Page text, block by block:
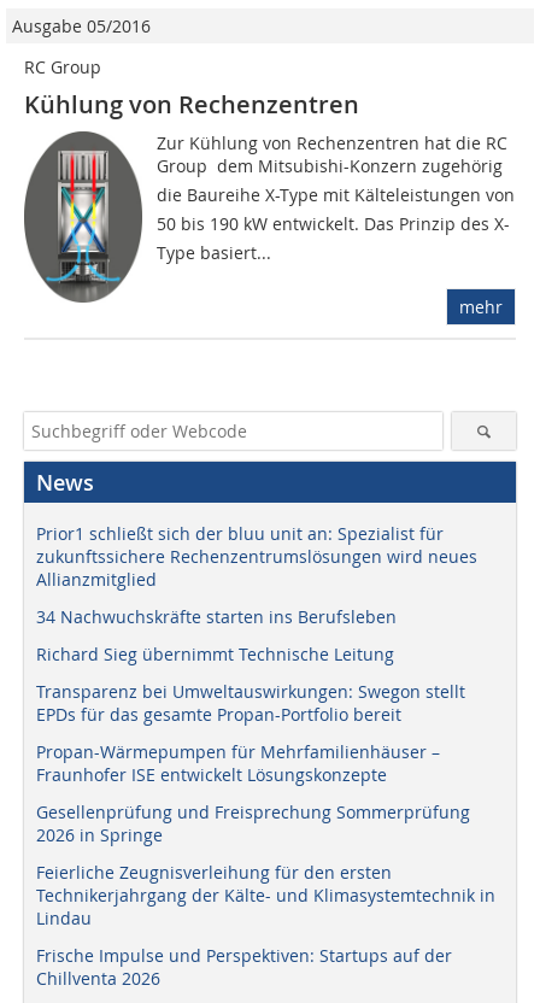
Ausgabe 05/2016
RC Group
Kühlung von Rechenzentren
Zur Kühlung von Rechenzentren hat die RC
Group  dem Mitsubishi-Konzern zugehörig 
die Baureihe X-Type mit Kälteleistungen von
50 bis 190 kW entwickelt. Das Prinzip des X-
Type basiert...
mehr
News
Prior1 schließt sich der bluu unit an: Spezialist für
zukunftssichere Rechenzentrumslösungen wird neues
Allianzmitglied
34 Nachwuchskräfte starten ins Berufsleben
Richard Sieg übernimmt Technische Leitung
Transparenz bei Umweltauswirkungen: Swegon stellt
EPDs für das gesamte Propan-Portfolio bereit
Propan-Wärmepumpen für Mehrfamilienhäuser –
Fraunhofer ISE entwickelt Lösungskonzepte
Gesellenprüfung und Freisprechung Sommerprüfung
2026 in Springe
Feierliche Zeugnisverleihung für den ersten
Technikerjahrgang der Kälte- und Klimasystemtechnik in
Lindau
Frische Impulse und Perspektiven: Startups auf der
Chillventa 2026